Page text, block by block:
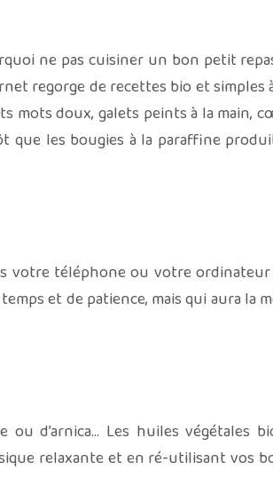
ne pas cuisiner un bon petit
regorge de recettes bio et simples
mots doux, galets peints à la main,
que les bougies à la paraffine
votre téléphone ou votre
et de patience, mais qui aura la
ou d’arnica… Les huiles végétales
relaxante et en ré-utilisant vos